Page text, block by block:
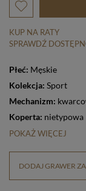
KUP NA RATY
SPRAWDŹ
Płeć: Męskie
Kolekcja: Sport
Mechanizm:
Koperta: nietypowa
POKAŻ WIĘCEJ
DODAJ GRAWER